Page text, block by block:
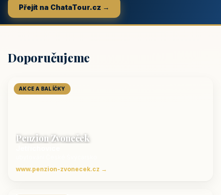
Přejít na ChataTour.cz →
Doporučujeme
AKCE A BALÍČKY
Penzion Zvoneček
www.penzion-zvonecek.cz →